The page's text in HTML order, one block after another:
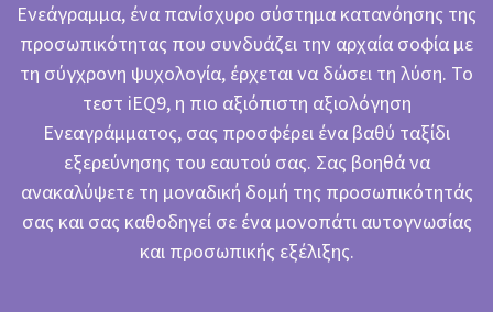
Ενεάγραμμα, ένα πανίσχυρο σύστημα κατανόησης της
προσωπικότητας που συνδυάζει την αρχαία σοφία με
τη σύγχρονη ψυχολογία, έρχεται να δώσει τη λύση. Το
τεστ iEQ9, η πιο αξιόπιστη αξιολόγηση
Ενεαγράμματος, σας προσφέρει ένα βαθύ ταξίδι
εξερεύνησης του εαυτού σας. Σας βοηθά να
ανακαλύψετε τη μοναδική δομή της προσωπικότητάς
σας και σας καθοδηγεί σε ένα μονοπάτι αυτογνωσίας
και προσωπικής εξέλιξης.